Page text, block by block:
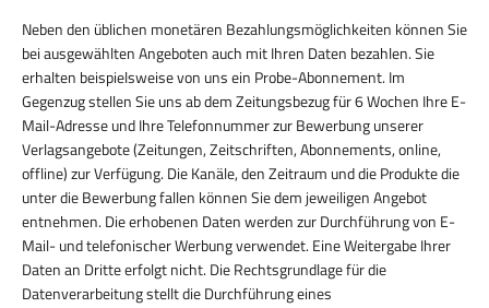
Neben den üblichen monetären Bezahlungsmöglichkeiten können Sie
bei ausgewählten Angeboten auch mit Ihren Daten bezahlen. Sie
erhalten beispielsweise von uns ein Probe-Abonnement. Im
Gegenzug stellen Sie uns ab dem Zeitungsbezug für 6 Wochen Ihre E-
Mail-Adresse und Ihre Telefonnummer zur Bewerbung unserer
Verlagsangebote (Zeitungen, Zeitschriften, Abonnements, online,
offline) zur Verfügung. Die Kanäle, den Zeitraum und die Produkte die
unter die Bewerbung fallen können Sie dem jeweiligen Angebot
entnehmen. Die erhobenen Daten werden zur Durchführung von E-
Mail- und telefonischer Werbung verwendet. Eine Weitergabe Ihrer
Daten an Dritte erfolgt nicht. Die Rechtsgrundlage für die
Datenverarbeitung stellt die Durchführung eines